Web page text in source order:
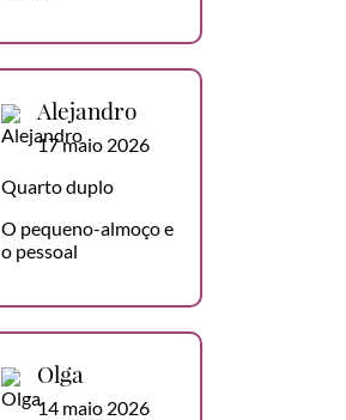
Alejandro
17 maio 2026
Quarto duplo
O pequeno-almoço e
o pessoal
Olga
14 maio 2026